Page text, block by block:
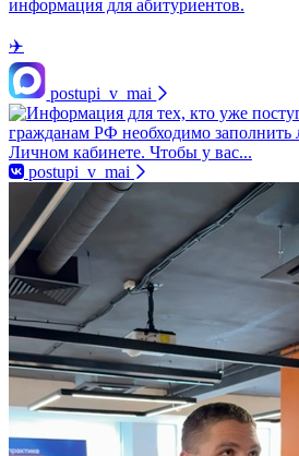
информация для абитуриентов.
✈️
postupi_v_mai
postupi_v_mai